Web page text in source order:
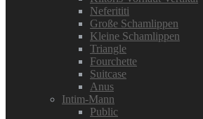
Neferititi
Große Schamlippen
Kleine Schamlippen
Triangle
Fourchette
Suitcase
Anus
Intim-Mann
Public